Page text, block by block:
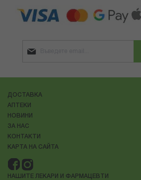
ДОСТАВКА
АПТЕКИ
НОВИНИ
ЗА НАС
КОНТАКТИ
КАРТА НА САЙТА
НАШИТЕ ЛЕКАРИ И ФАРМАЦЕВТИ